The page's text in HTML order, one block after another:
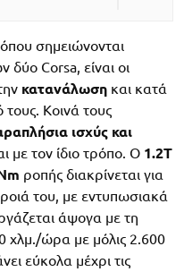
σημειώνονται
δύο Corsa, είναι οι
κατανάλωση και κατά
τους. Κοινά τους
ισχύς και
με τον ίδιο τρόπο. Ο 1.2Τ
ροπής διακρίνεται για
του, με εντυπωσιακά
άψογα με τη
χλμ./ώρα με μόλις 2.600
εύκολα μέχρι τις